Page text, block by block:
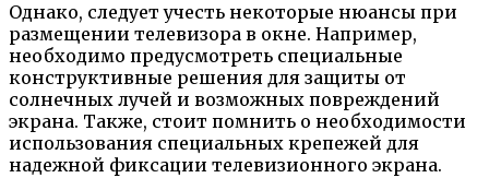
Однако, следует учесть некоторые нюансы при
размещении телевизора в окне. Например,
необходимо предусмотреть специальные
конструктивные решения для защиты от
солнечных лучей и возможных повреждений
экрана. Также, стоит помнить о необходимости
использования специальных крепежей для
надежной фиксации телевизионного экрана.